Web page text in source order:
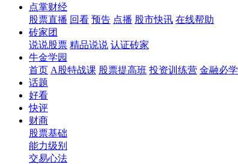
点掌财经
股票直播 回看 预告 点播 股市快讯 在线帮助
砖家团
说说股票 精品说说 认证砖家
牛金学园
首页 A股特战课 股票提高班 投资训练营 金融必学
话题
好看
快评
财商
股票基础
能力级别
交易心法